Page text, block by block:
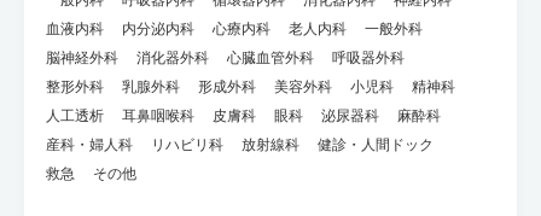
血液内科
内分泌内科 心療内科 老人内科
一般外科
脳神経外科
消化器外科 心臓血管外科
呼吸器外科
整形外科
乳腺外科 形成外科 美容外科 小児科
精神科
人工透析
耳鼻咽喉科 皮膚科 眼科 泌尿器科
麻酔科
産科・婦人科
リハビリ科 放射線科
健診・人間ドック
救急
その他